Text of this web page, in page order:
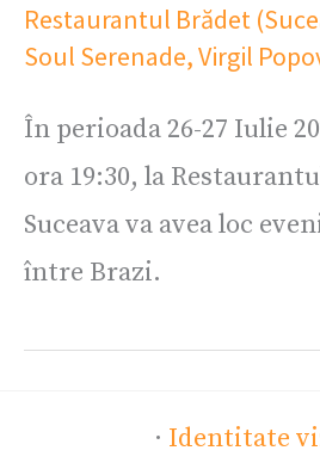
Restaurantul Brădet
Soul Serenade,Virgil
În perioada 26-27 Iulie
ora 19:30, la
Suceava va avea loc
între Brazi.
· Identitate